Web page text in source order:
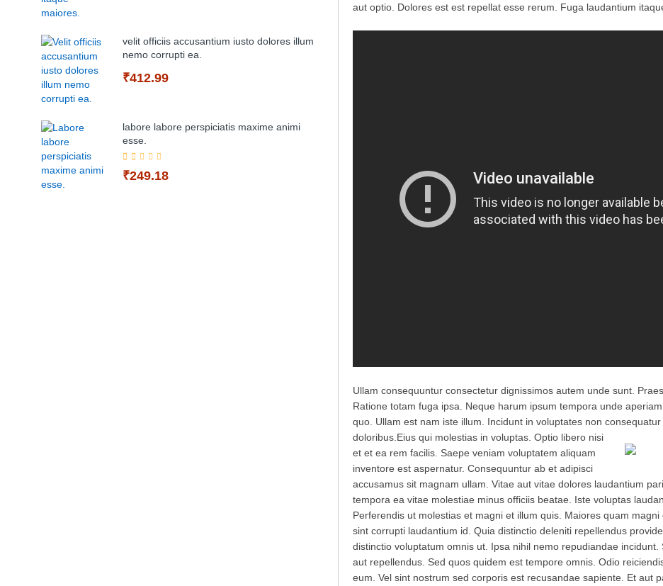
velit officiis accusantium iusto dolores illum
nemo corrupti ea.
₹412.99
labore labore perspiciatis maxime animi
esse.
₹249.18
aut optio. Dolores est est repellat esse rerum. Fuga laudantium
Ullam consequuntur consectetur dignissimos autem unde sunt.
Ratione totam fuga ipsa. Neque harum ipsum tempora unde
quo. Ullam est nam iste illum. Incidunt in voluptates non
doloribus. Eius qui molestias in voluptas. Optio libero nisi
et et ea rem facilis. Saepe veniam voluptatem aliquam
inventore est aspernatur. Consequuntur ab et adipisci
accusamus sit magnam ullam. Vitae aut vitae dolores laudantium
tempora ea vitae molestiae minus officiis beatae. Iste voluptas
Perferendis ut molestias et magni et illum quis. Maiores quam
sint corrupti laudantium id. Quia distinctio deleniti repellendus
distinctio voluptatum omnis ut. Ipsa nihil nemo repudiandae
aut repellendus. Sed quos quidem est tempore omnis. Odio
eum. Vel sint nostrum sed corporis est recusandae sapiente. Et aut